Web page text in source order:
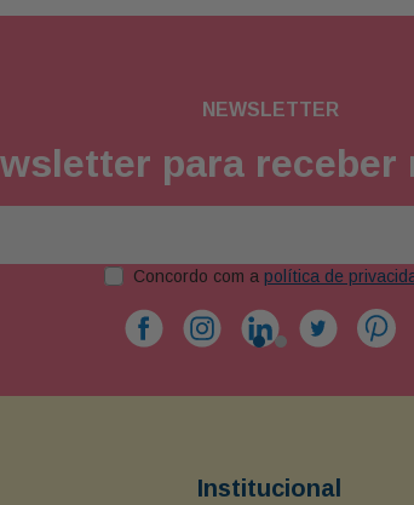
NEWSLETTER
para receber
Concordo com a política de
Institucional